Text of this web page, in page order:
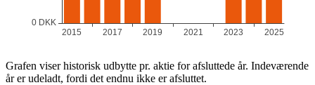
Grafen viser historisk udbytte pr. aktie for afsluttede år. Indeværende
år er udeladt, fordi det endnu ikke er afsluttet.